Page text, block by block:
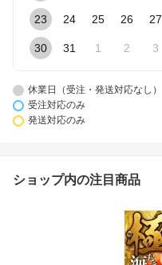
23 24 25 26 27
30 31 1 2 3
休業日（受注・発送対応なし）
受注対応のみ
発送対応のみ
ショップ内の注目商品